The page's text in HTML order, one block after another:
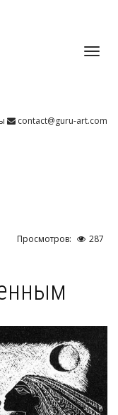
contact@guru-art.com
Просмотров:
287